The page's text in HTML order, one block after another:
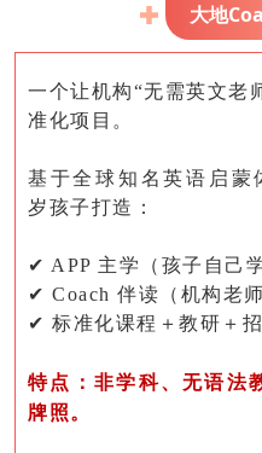
大地
一个让机构“无需英文老
准化项目。
基于全球知名英语启蒙
岁孩子打造：
✔ APP 主学（孩子自己学
✔ Coach 伴读（机构老师
✔ 标准化课程＋教研＋
特点：非学科、无语法
牌照。